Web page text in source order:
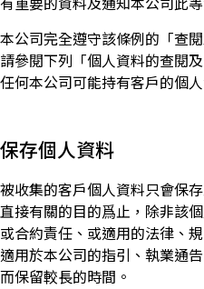
本公司完全遵守該條例的「查
請參閱下列「個人資料的查閱
任何本公司可能持有客戶的個
保存個人資料
被收集的客戶個人資料只會保
直接有關的目的爲止，除非該
或合約責任、或適用的法律、
適用於本公司的指引、執業通
而保留較長的時間。